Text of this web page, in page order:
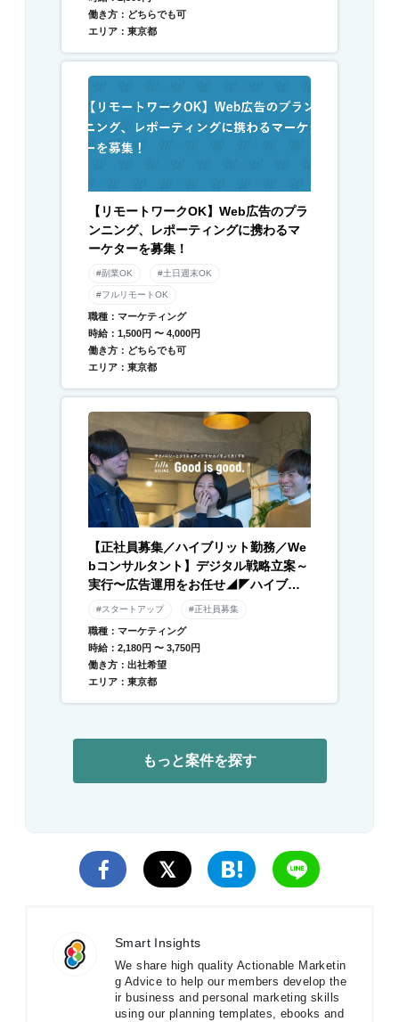
働き方：どちらでも可
エリア：東京都
【リモートワークOK】Web広告のプラ
ンニング、レポーティングに携わるマ
ーケターを募集！
#副業OK #土日週末OK
#フルリモートOK
職種：マーケティング
時給：1,500円 〜 4,000円
働き方：どちらでも可
エリア：東京都
【正社員募集／ハイブリット勤務／We
bコンサルタント】デジタル戦略立案～
実行〜広告運用をお任せ◢◤ハイブリ
ッド勤務×残業月平均10時間以下◢◤伴
走型のデジタル支援と自社メディアを
運営／急成長中DXベンチャー
#スタートアップ #正社員募集
職種：マーケティング
時給：2,180円 〜 3,750円
働き方：出社希望
エリア：東京都
もっと案件を探す
Smart Insights
We share high quality Actionable Marketin
g Advice to help our members develop the
ir business and personal marketing skills
using our planning templates, ebooks and